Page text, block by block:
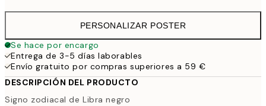
PERSONALIZAR POSTER
Se hace por encargo
Entrega de 3-5 días laborables
Envío gratuito por compras superiores a 59 €
DESCRIPCIÓN DEL PRODUCTO
Signo zodiacal de Libra negro